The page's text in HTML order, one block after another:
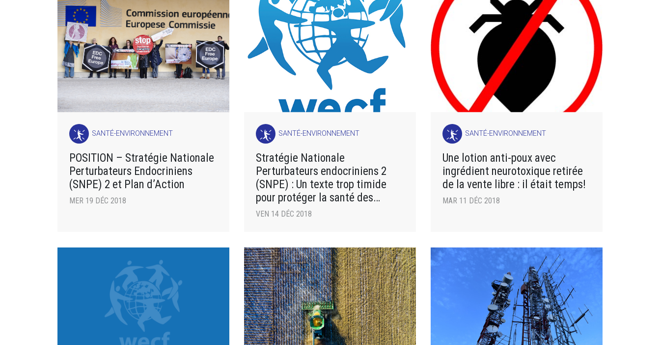
SANTÉ-ENVIRONNEMENT
POSITION – Stratégie Nationale
Perturbateurs Endocriniens
(SNPE) 2 et Plan d’Action
MER 19 DÉC 2018
SANTÉ-ENVIRONNEMENT
Stratégie Nationale
Perturbateurs endocriniens 2
(SNPE) : Un texte trop timide
pour protéger la santé des
populations
VEN 14 DÉC 2018
SANTÉ-ENVIRONNEMENT
Une lotion anti-poux avec
ingrédient neurotoxique retirée
de la vente libre : il était temps!
MAR 11 DÉC 2018